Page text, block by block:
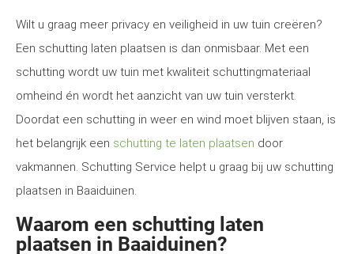
Wilt u graag meer privacy en veiligheid in uw tuin creëren?
Een schutting laten plaatsen is dan onmisbaar. Met een
schutting wordt uw tuin met kwaliteit schuttingmateriaal
omheind én wordt het aanzicht van uw tuin versterkt.
Doordat een schutting in weer en wind moet blijven staan, is
het belangrijk een schutting te laten plaatsen door
vakmannen. Schutting Service helpt u graag bij uw schutting
plaatsen in Baaiduinen.
Waarom een schutting laten
plaatsen in Baaiduinen?